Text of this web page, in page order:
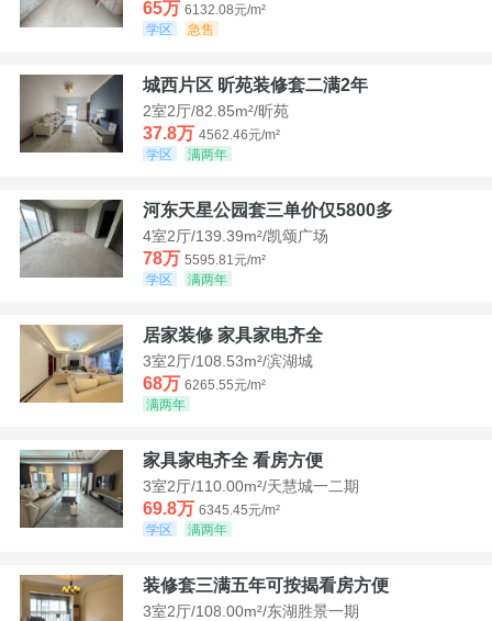
65万 6132.08元/m²
学区
急售
城西片区 昕苑装修套二满2年
2室2厅/82.85m²/昕苑
37.8万 4562.46元/m²
学区
满两年
河东天星公园套三单价仅5800多
4室2厅/139.39m²/凯颂广场
78万 5595.81元/m²
学区
满两年
居家装修 家具家电齐全
3室2厅/108.53m²/滨湖城
68万 6265.55元/m²
满两年
家具家电齐全 看房方便
3室2厅/110.00m²/天慧城一二期
69.8万 6345.45元/m²
学区
满两年
装修套三满五年可按揭看房方便
3室2厅/108.00m²/东湖胜景一期